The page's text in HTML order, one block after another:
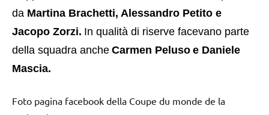
da Martina Brachetti, Alessandro Petito e
Jacopo Zorzi. In qualità di riserve facevano parte
della squadra anche Carmen Peluso e Daniele
Mascia.
Foto pagina facebook della Coupe du monde de la